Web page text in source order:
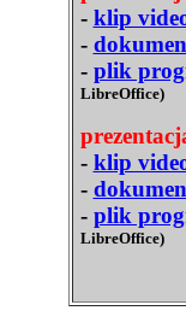
- klip
-
- plik
LibreOffice)
- klip
-
- plik
LibreOffice)